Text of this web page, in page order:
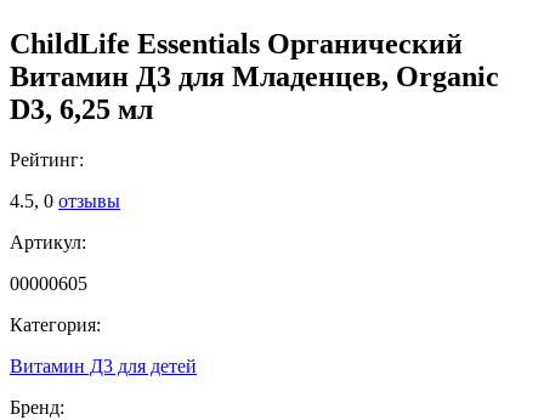
ChildLife Essentials Органический
Витамин Д3 для Младенцев, Organic
D3, 6,25 мл
Рейтинг:
4.5, 0 отзывы
Артикул:
00000605
Категория:
Витамин Д3 для детей
Бренд: